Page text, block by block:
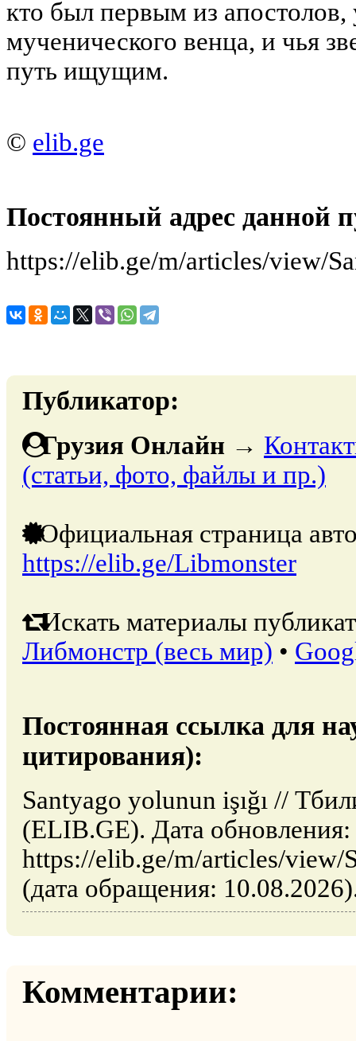
кто был первым из
мученического венца, и чья
путь ищущим.
© elib.ge
Постоянный адрес данной
https://elib.ge/m/articles/view/
Публикатор:
Грузия Онлайн →
(статьи, фото, файлы и пр.)
Официальная страница
https://elib.ge/Libmonster
Искать материалы
Либмонстр (весь мир) •
Постоянная ссылка для
цитирования):
Santyago yolunun işığı //
(ELIB.GE). Дата
https://elib.ge/m/articles/view/
(дата обращения:
Комментарии: